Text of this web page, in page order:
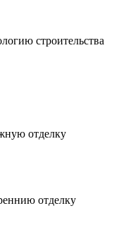
строительства
отделку
отделку